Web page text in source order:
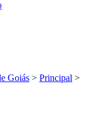
Goiás > Principal >